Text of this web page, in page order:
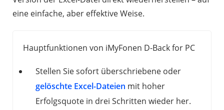
eine einfache, aber effektive Weise.
Hauptfunktionen von iMyFonen D-Back for PC
Stellen Sie sofort überschriebene oder
gelöschte Excel-Dateien mit hoher
Erfolgsquote in drei Schritten wieder her.